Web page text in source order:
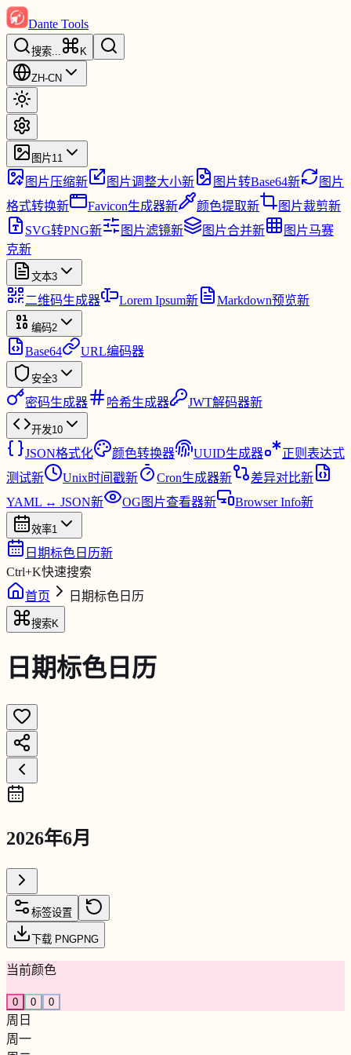
Dante Tools
搜索... K
ZH-CN
图片11
图片压缩新 图片调整大小新 图片转Base64新
图片
格式转换新 Favicon生成器新 颜色提取新 图片裁剪新
SVG转PNG新 图片滤镜新 图片合并新
图片马赛
克新
文本3
二维码生成器 Lorem Ipsum新 Markdown预览新
编码2
Base64 URL编码器
安全3
密码生成器 哈希生成器 JWT解码器新
开发10
JSON格式化 颜色转换器 UUID生成器
正则表达式
测试新 Unix时间戳新 Cron生成器新 差异对比新
YAML ↔ JSON新 OG图片查看器新 Browser Info新
效率1
日期标色日历新
Ctrl+K快速搜索
首页
日期标色日历
搜索K
日期标色日历
2026年6月
标签设置
下载 PNGPNG
当前颜色
0 0 0
周日
周一